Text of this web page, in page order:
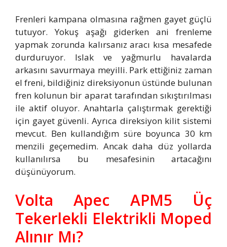
Frenleri kampana olmasına rağmen gayet güçlü
tutuyor. Yokuş aşağı giderken ani frenleme
yapmak zorunda kalırsanız aracı kısa mesafede
durduruyor. Islak ve yağmurlu havalarda
arkasını savurmaya meyilli. Park ettiğiniz zaman
el freni, bildiğiniz direksiyonun üstünde bulunan
fren kolunun bir aparat tarafından sıkıştırılması
ile aktif oluyor. Anahtarla çalıştırmak gerektiği
için gayet güvenli. Ayrıca direksiyon kilit sistemi
mevcut. Ben kullandığım süre boyunca 30 km
menzili geçemedim. Ancak daha düz yollarda
kullanılırsa bu mesafesinin artacağını
düşünüyorum.
Volta Apec APM5 Üç
Tekerlekli Elektrikli Moped
Alınır Mı?